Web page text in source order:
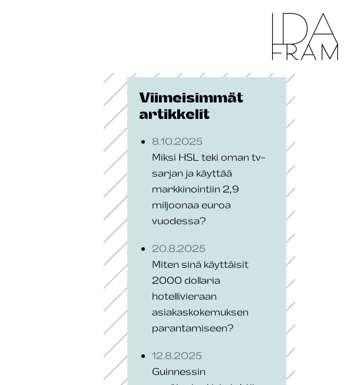
Viimeisimmät
artikkelit
8.10.2025
Miksi HSL teki oman tv-
sarjan ja käyttää
markkinointiin 2,9
miljoonaa euroa
vuodessa?
20.8.2025
Miten sinä käyttäisit
2000 dollaria
hotellivieraan
asiakaskokemuksen
parantamiseen?
12.8.2025
Guinnessin